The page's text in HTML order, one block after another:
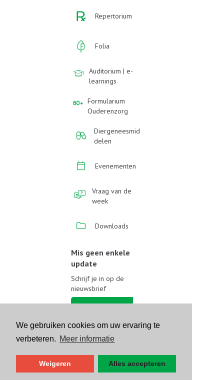
We gebruiken cookies om uw ervaring te
verbeteren. Meer informatie
Weigeren Alles accepteren
Repertorium
Folia
Auditorium | e-
learnings
Formularium
Ouderenzorg
Diergeneesmid
delen
Evenementen
Vraag van de
week
Downloads
Mis geen enkele
update
Schrijf je in op de
nieuwsbrief
Volg ons op sociale media